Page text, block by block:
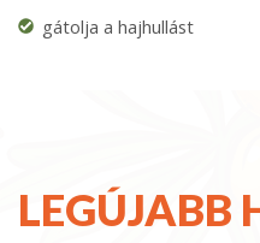
gátolja a hajhullást
LEGÚJABB